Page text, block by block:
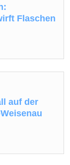
Flaschen
auf der